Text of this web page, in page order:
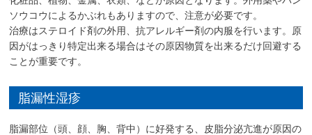
ソウコウによるかぶれもありますので、注意が必要です。
治療はステロイド剤の外用、抗アレルギー剤の内服を行います。原
因がはっきり特定出来る場合はその原因物質を出来るだけ回避する
ことが重要です。
脂漏性湿疹
脂漏部位（頭、顔、胸、背中）に好発する、皮脂分泌亢進が原因の